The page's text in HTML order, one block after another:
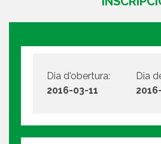
Dia d'obertura:
2016-03-11
Dia